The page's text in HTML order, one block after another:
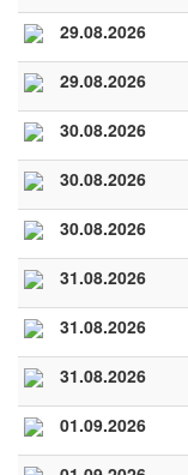
29.08.2026
29.08.2026
30.08.2026
30.08.2026
30.08.2026
31.08.2026
31.08.2026
31.08.2026
01.09.2026